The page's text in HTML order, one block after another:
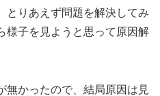
とりあえず問題を解決してみ
様子を見ようと思って原因解
無かったので、結局原因は見